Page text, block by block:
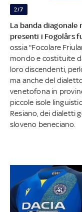
2/7
La banda
presenti i Fogolârs
ossia "Focolare
mondo e costituite
loro discendenti,
ma anche del
venetofona in
piccole isole
Resiano, dei dialetti
sloveno beneciano.